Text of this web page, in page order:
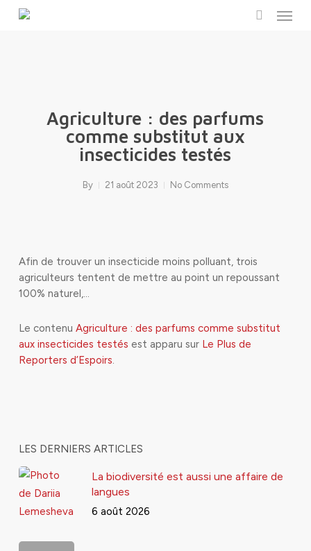
Menu
Agriculture : des parfums
comme substitut aux
insecticides testés
By 21 août 2023 No Comments
Afin de trouver un insecticide moins polluant, trois
agriculteurs tentent de mettre au point un repoussant
100% naturel,…
Le contenu Agriculture : des parfums comme substitut
aux insecticides testés est apparu sur Le Plus de
Reporters d’Espoirs.
LES DERNIERS ARTICLES
La biodiversité est aussi une affaire de
langues
6 août 2026